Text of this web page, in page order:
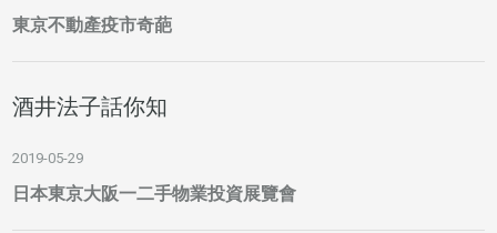
東京不動產疫市奇葩
酒井法子話你知
2019-05-29
日本東京大阪一二手物業投資展覽會